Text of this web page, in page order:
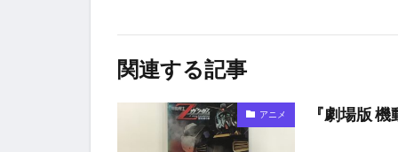
関連する記事
アニメ 『劇場版